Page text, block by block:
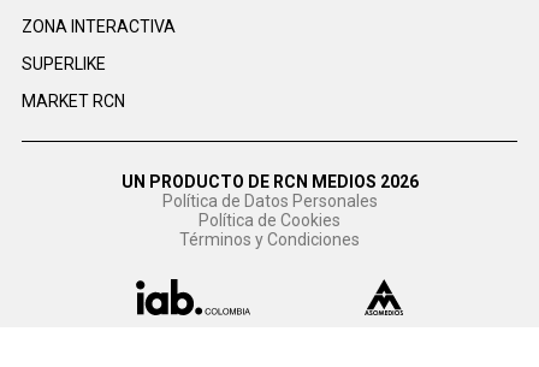
ZONA INTERACTIVA
SUPERLIKE
MARKET RCN
UN PRODUCTO DE RCN MEDIOS 2026
Política de Datos Personales
Política de Cookies
Términos y Condiciones